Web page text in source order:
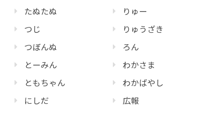
たぬたぬ
つじ
つぼんぬ
とーみん
ともちゃん
にしだ
りゅー
りゅうざき
ろん
わかさま
わかばやし
広報